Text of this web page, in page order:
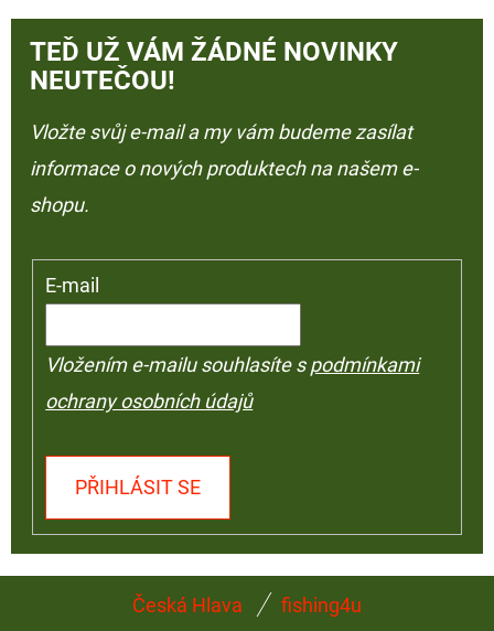
TEĎ UŽ VÁM ŽÁDNÉ NOVINKY
NEUTEČOU!
Vložte svůj e-mail a my vám budeme zasílat
informace o nových produktech na našem e-
shopu.
E-mail
Vložením e-mailu souhlasíte spodmínkami
ochrany osobních údajů
PŘIHLÁSIT SE
Česká Hlava fishing4u